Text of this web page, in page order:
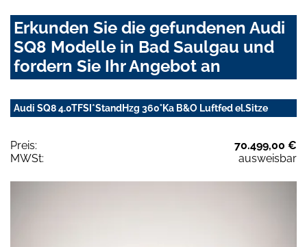
Erkunden Sie die gefundenen Audi
SQ8 Modelle in Bad Saulgau und
fordern Sie Ihr Angebot an
Audi SQ8 4.0TFSI*StandHzg 360°Ka B&O Luftfed el.Sitze
Preis:
70.499,00 €
MWSt:
ausweisbar